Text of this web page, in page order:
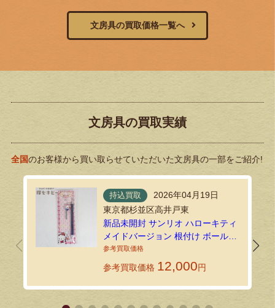
文房具の買取価格一覧へ
文房具の買取実績
全国のお客様から買い取らせていただいた文房具の一部をご紹介!
持込買取
2026年04月19日
東京都杉並区高井戸東
新品未開封 サンリオ ハローキティ
メイドバージョン 根付け ボールペ
ンをお買い取りいたしました｜環
七ホビーの持込買取
参考買取価格 12,000円